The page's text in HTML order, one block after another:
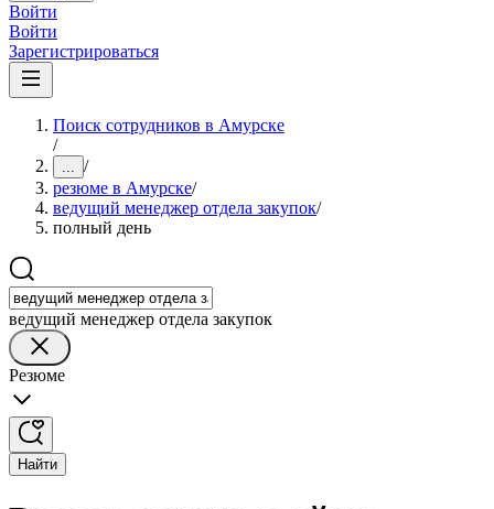
Войти
Войти
Зарегистрироваться
Поиск сотрудников в Амурске
/
... /
резюме в Амурске/
ведущий менеджер отдела закупок/
полный день
ведущий менеджер отдела закупок
Резюме
Найти